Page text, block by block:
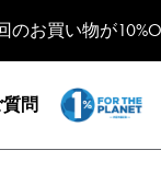
お買い物が
問
1% for the